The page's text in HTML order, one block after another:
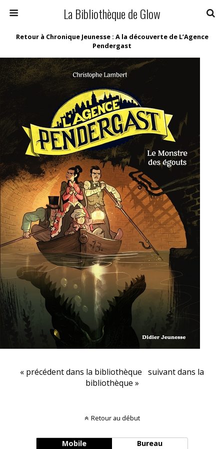
La Bibliothèque de Glow
Retour à Chronique Jeunesse : A la découverte de L’Agence
Pendergast
« précédent dans la bibliothèque suivant dans la
bibliothèque »
Retour au début
Mobile Bureau